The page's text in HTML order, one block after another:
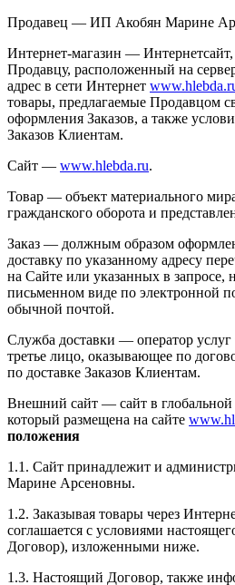
Продавец — ИП Акобян Марине
Интернет-магазин —
Продавцу, расположенный на
адрес в сети Интернет
товары, предлагаемые Продавцом
оформления Заказов, а также
Заказов Клиентам.
Сайт — www.hlebda.ru.
Товар — объект материального
гражданского оборота и
Заказ — должным образом
доставку по указанному адресу
на Сайте или указанных в запросе,
письменном виде по электронной
обычной почтой.
Служба доставки — оператор
третье лицо, оказывающее по
по доставке Заказов Клиентам.
Внешний сайт — сайт в глобальной
который размещена на сайте
положения
1.1. Сайт принадлежит и
Марине Арсеновны.
1.2. Заказывая товары через
соглашается с условиями
Договор), изложенными ниже.
1.3. Настоящий Договор, также